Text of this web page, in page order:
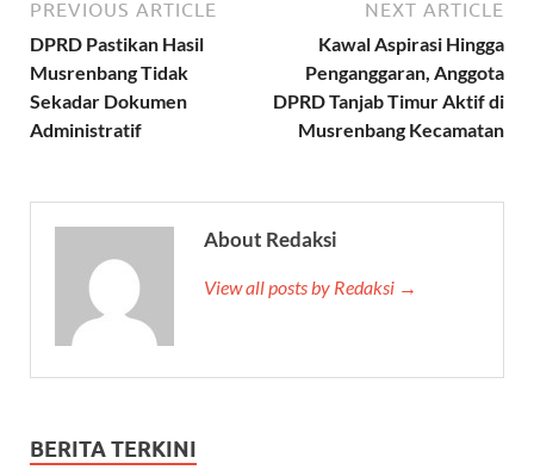
PREVIOUS ARTICLE
DPRD Pastikan Hasil
Musrenbang Tidak
Sekadar Dokumen
Administratif
NEXT ARTICLE
Kawal Aspirasi Hingga
Penganggaran, Anggota
DPRD Tanjab Timur Aktif di
Musrenbang Kecamatan
About Redaksi
View all posts by Redaksi →
BERITA TERKINI